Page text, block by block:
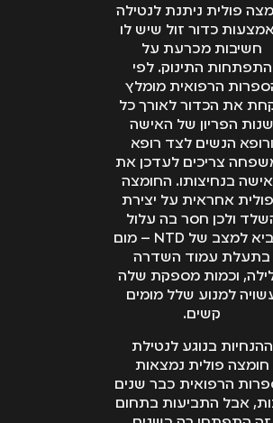
פולית ניתנת לנטילה
כדור זול שיש לו
חשיבות מכרעת על
התפתחות התינוק. לפי
הרפואית מומלץ
את הכדור לאורך כל
שנות הפריון של האישה
ורופא הנשים לצד רופא
צריכים לעדכן את
בנחיצותו. החומצה
אחראית על יצירת
ולכן חסר בה עלול
להביא למצב של NTD – מום
בתעלת עמוד השדרה
וכמות מספקת שלה
למנוע שלל מומים
קשים.
ההנחיות בנוגע לנטילת
חומצה פולית נמצאות
הרפואית כבר שנים
אבל התביעות בתחום